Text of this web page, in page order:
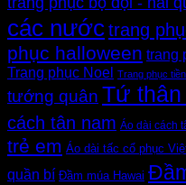
các nướctrang
phục halloween trang
Trang phục Noel Trang phục
tướng quân Tứ thân
cách tân nam Áo dài cách
trẻ em Áo dài tấc cổ phục
quần bí Đầm múa Hawai